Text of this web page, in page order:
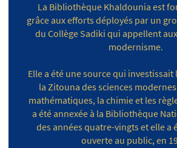
La Bibliothèque Khaldounia est
grâce aux efforts déployés par un
du Collège Sadiki qui appellent
modernisme.
Elle a été une source qui investissait
la Zitouna des sciences
mathématiques, la chimie et les
a été annexée à la Bibliothèque
des années quatre-vingts et elle a
ouverte au public, en